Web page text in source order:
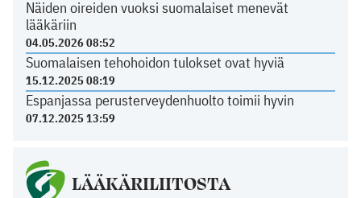
Näiden oireiden vuoksi suomalaiset menevät
lääkäriin
04.05.2026 08:52
Suomalaisen tehohoidon tulokset ovat hyviä
15.12.2025 08:19
Espanjassa perusterveydenhuolto toimii hyvin
07.12.2025 13:59
LÄÄKÄRILIITOSTA